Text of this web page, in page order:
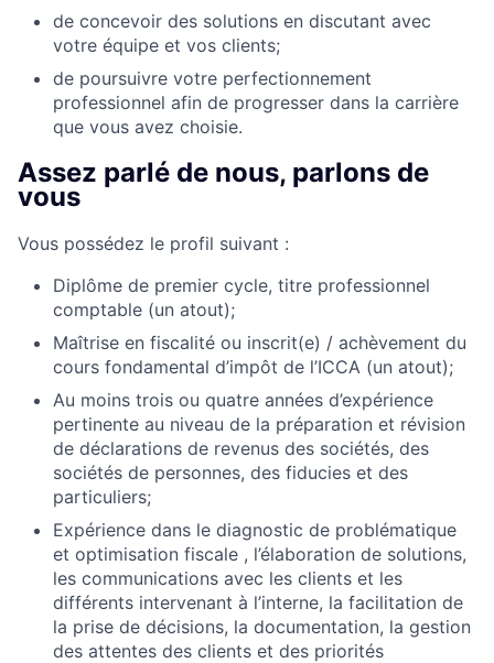
de concevoir des solutions en discutant avec
votre équipe et vos clients;
de poursuivre votre perfectionnement
professionnel afin de progresser dans la carrière
que vous avez choisie.
Assez parlé de nous, parlons de
vous
Vous possédez le profil suivant :
Diplôme de premier cycle, titre professionnel
comptable (un atout);
Maîtrise en fiscalité ou inscrit(e) / achèvement du
cours fondamental d’impôt de l’ICCA (un atout);
Au moins trois ou quatre années d’expérience
pertinente au niveau de la préparation et révision
de déclarations de revenus des sociétés, des
sociétés de personnes, des fiducies et des
particuliers;
Expérience dans le diagnostic de problématique
et optimisation fiscale , l’élaboration de solutions,
les communications avec les clients et les
différents intervenant à l’interne, la facilitation de
la prise de décisions, la documentation, la gestion
des attentes des clients et des priorités